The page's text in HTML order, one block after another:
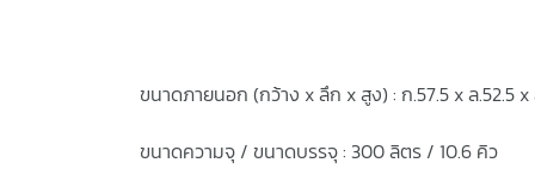
ขนาดภายนอก (กว้าง x ลึก x สูง) : ก.57.5 x ล.52.5 x
ขนาดความจุ / ขนาดบรรจุ : 300 ลิตร / 10.6 คิว